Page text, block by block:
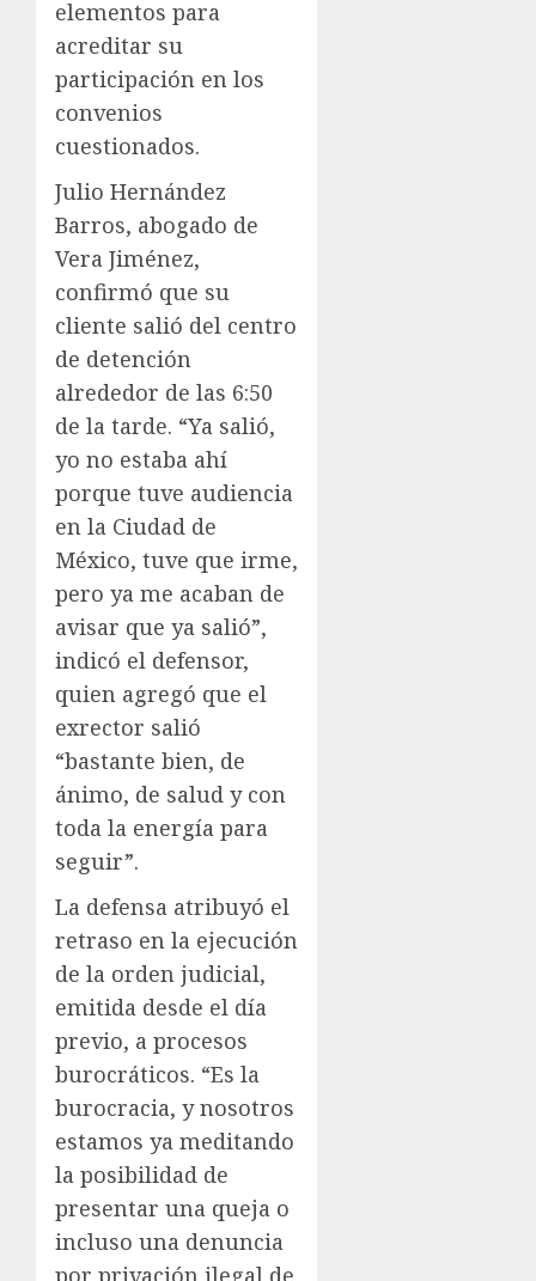
elementos para
acreditar su
participación en los
convenios
cuestionados.
Julio Hernández
Barros, abogado de
Vera Jiménez,
confirmó que su
cliente salió del centro
de detención
alrededor de las 6:50
de la tarde. “Ya salió,
yo no estaba ahí
porque tuve audiencia
en la Ciudad de
México, tuve que irme,
pero ya me acaban de
avisar que ya salió”,
indicó el defensor,
quien agregó que el
exrector salió
“bastante bien, de
ánimo, de salud y con
toda la energía para
seguir”.
La defensa atribuyó el
retraso en la ejecución
de la orden judicial,
emitida desde el día
previo, a procesos
burocráticos. “Es la
burocracia, y nosotros
estamos ya meditando
la posibilidad de
presentar una queja o
incluso una denuncia
por privación ilegal de